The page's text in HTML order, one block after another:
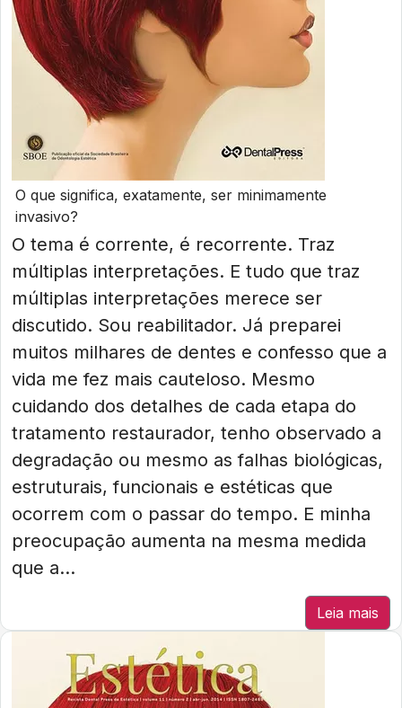
O que significa, exatamente, ser minimamente
invasivo?
O tema é corrente, é recorrente. Traz
múltiplas interpretações. E tudo que traz
múltiplas interpretações merece ser
discutido. Sou reabilitador. Já preparei
muitos milhares de dentes e confesso que a
vida me fez mais cauteloso. Mesmo
cuidando dos detalhes de cada etapa do
tratamento restaurador, tenho observado a
degradação ou mesmo as falhas biológicas,
estruturais, funcionais e estéticas que
ocorrem com o passar do tempo. E minha
preocupação aumenta na mesma medida
que a...
Leia mais